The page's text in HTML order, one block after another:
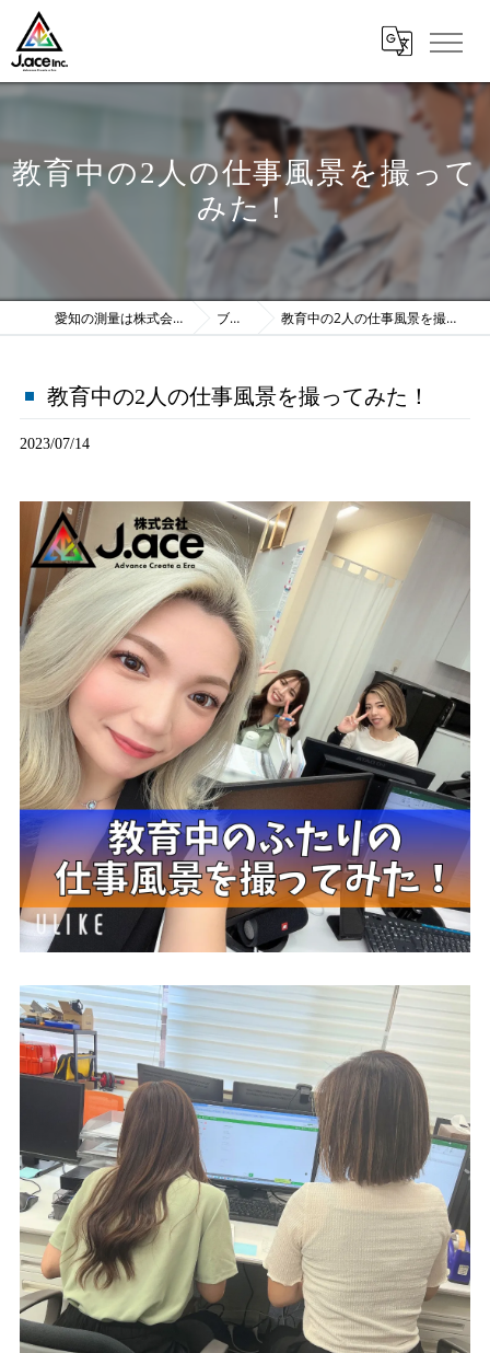
教育中の2人の仕事風景を撮って
みた！
愛知の測量は株式会社J.ace ブログ 教育中の2人の仕事風景を撮ってみた！
教育中の2人の仕事風景を撮ってみた！
2023/07/14